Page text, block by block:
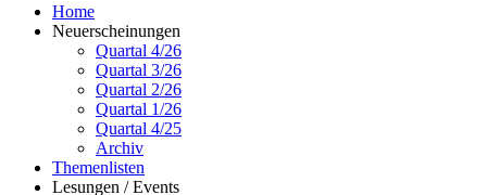
Home
Neuerscheinungen
Quartal 4/26
Quartal 3/26
Quartal 2/26
Quartal 1/26
Quartal 4/25
Archiv
Themenlisten
Lesungen / Events